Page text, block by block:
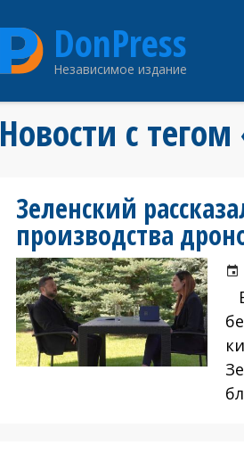
DonPress
Независимое издание
Новости с
Зеленский
производства